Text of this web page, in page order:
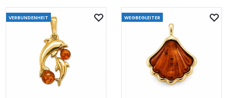
VERBUNDENHEIT WEGBEGLEITER